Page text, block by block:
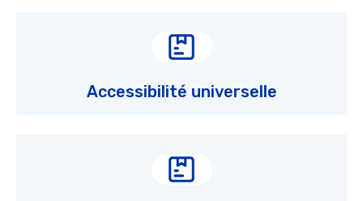
Accessibilité universelle